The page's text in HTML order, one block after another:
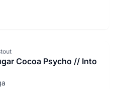
Cocoa Psycho // Into